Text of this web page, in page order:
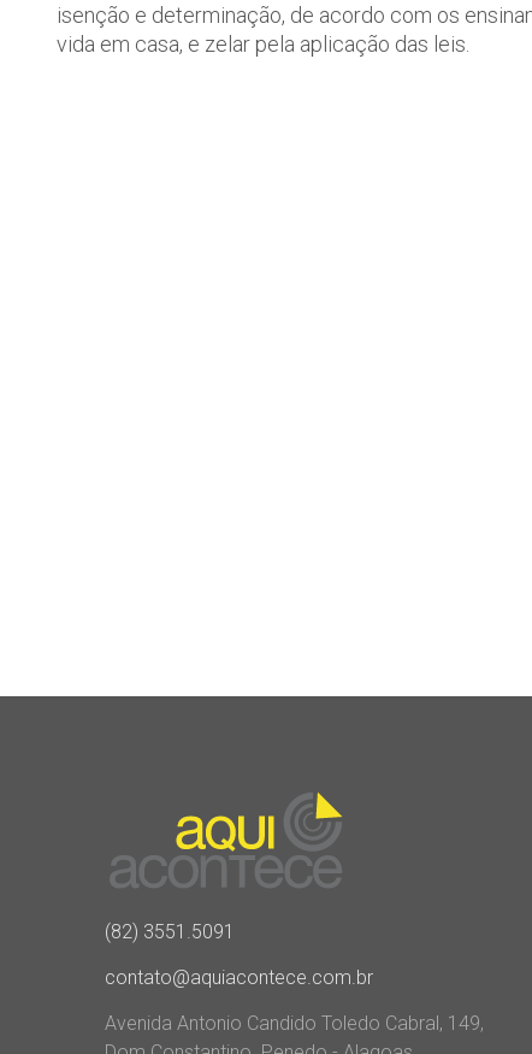
isenção e determinação, de acordo com os
vida em casa, e zelar pela aplicação das leis.
(82) 3551.5091
contato@aquiacontece.com.br
Avenida Antonio Candido Toledo Cabral, 149,